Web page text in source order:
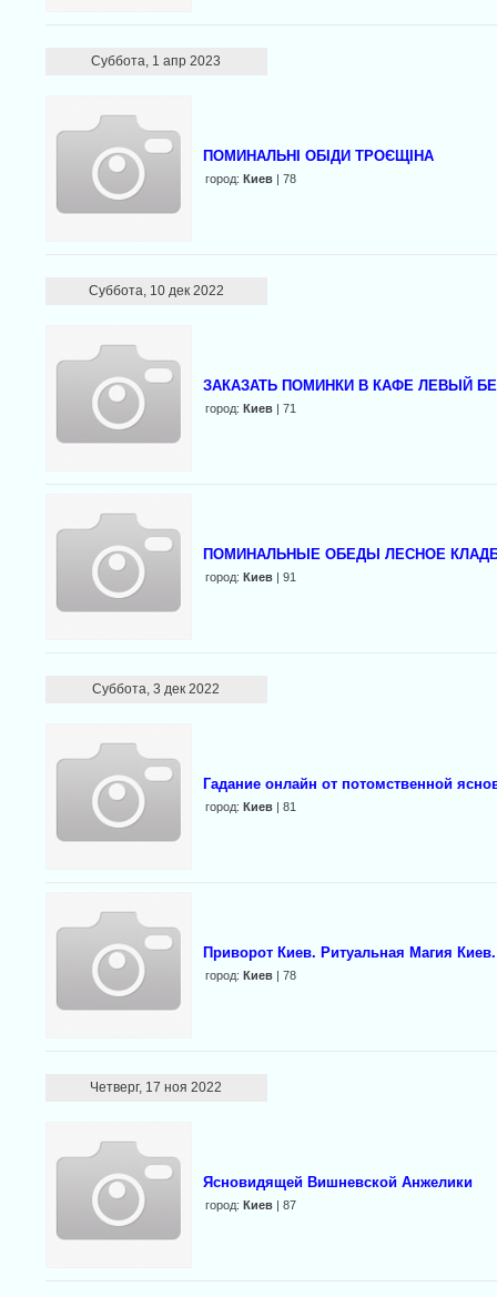
Суббота, 1 апр 2023
ПОМИНАЛЬНІ ОБІДИ ТРОЄЩІНА
город: Киев| 78
Суббота, 10 дек 2022
ЗАКАЗАТЬ ПОМИНКИ В КАФЕ ЛЕВЫЙ
город: Киев| 71
ПОМИНАЛЬНЫЕ ОБЕДЫ ЛЕСНОЕ
город: Киев| 91
Суббота, 3 дек 2022
Гадание онлайн от потомственной
город: Киев| 81
Приворот Киев. Ритуальная Магия
город: Киев| 78
Четверг, 17 ноя 2022
Ясновидящей Вишневской Анжелики
город: Киев| 87